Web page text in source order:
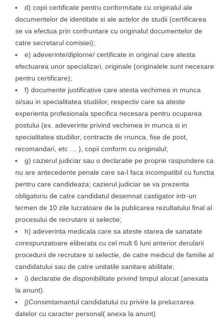
d) copii certificate pentru conformitate cu originalul ale
documentelor de identitate si ale actelor de studii (certificarea
se va efectua prin confruntare cu originalul documentelor de
catre secretarul comisiei);
e) adeverinte/diplorne/ certificate in original care atesta
efectuarea unor specializari, originale (originalele sunt necesare
pentru certificare);
f) documente justificative care atesta vechimea in munca
si/sau in specialitatea studiilor, respectiv care sa ateste
experienta profesionala specifica necesara pentru ocuparea
postului (ex. adeverinte privind vechimea in munca si in
specialitatea studiilor, contracte de rnunca, fise de post,
recomandari, etc … ), copii conform cu originalul;
g) cazierul judiciar sau o declaratie pe proprie raspundere ca
nu are antecedente penale care sa-l faca incompatibil cu functia
pentru care candideaza; cazierul judiciar se va prezenta
obligatoriu de catre candidatul desemnat castigator intr-un
termen de 10 zile lucratoare de la publicarea rezultatului final al
procesului de recrutare si selectie;
h) adeverinta medicala care sa ateste starea de sanatate
corespunzatoare eliberata cu cel mult 6 luni anterior derularii
procedurii de recrutare si selectie, de catre medicul de familie al
candidatului sau de catre unitatile sanitare abilitate;
i) declaratie de disponibilitate privind timpul alocat (anexata
la anunt).
j)Consimtamantul candidatului cu privire la prelucrarea
datelor cu caracter personal( anexa la anunt)